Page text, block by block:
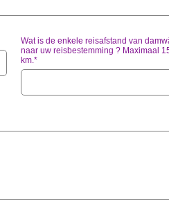
Wat is de enkele reisafstand van
naar uw reisbestemming ? Maximaal
km.*